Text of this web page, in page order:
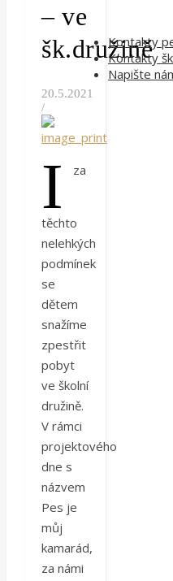
– ve
šk.družině
20.5.2021
/
I za
těchto
nelehkých
podmínek
se
dětem
snažíme
zpestřit
pobyt
ve školní
družině.
V rámci
projektového
dne s
názvem
Pes je
můj
kamarád,
za námi
Kontakty
Kontakty
Napište